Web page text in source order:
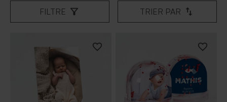
FILTRE TRIER PAR